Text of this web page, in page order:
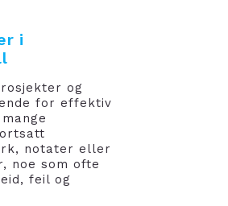
i
og
for effektiv
notater eller
noe som ofte
feil og